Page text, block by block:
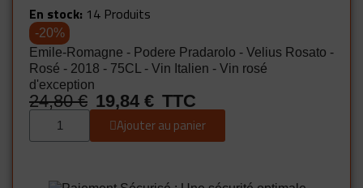
En stock 14 Produits
-20%
Emile-Romagne - Podere Pradarolo - Velius Rosato -
Rosé - 2018 - 75CL - Vin Italien - Vin rosé
d'exception
24,80 € 19,84 € TTC
Ajouter au panier